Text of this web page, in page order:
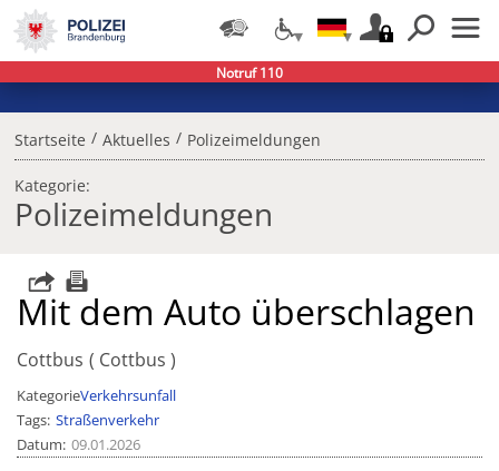
Startseite / Aktuelles / Polizeimeldungen
Kategorie:
Polizeimeldungen
Mit dem Auto überschlagen
Cottbus Cottbus
KategorieVerkehrsunfall
Tags Straßenverkehr
Datum 09.01.2026
Notruf 110